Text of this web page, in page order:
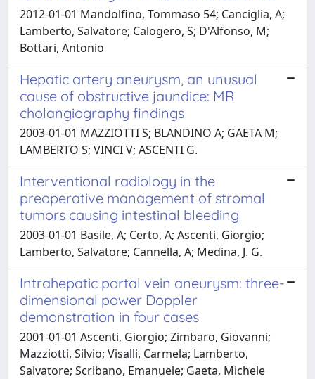
2012-01-01 Mandolfino, Tommaso 54; Canciglia, A;
Lamberto, Salvatore; Calogero, S; D'Alfonso, M;
Bottari, Antonio
Hepatic artery aneurysm, an unusual
cause of obstructive jaundice: MR
cholangiography findings
2003-01-01 MAZZIOTTI S; BLANDINO A; GAETA M;
LAMBERTO S; VINCI V; ASCENTI G.
Interventional radiology in the
preoperative management of stromal
tumors causing intestinal bleeding
2003-01-01 Basile, A; Certo, A; Ascenti, Giorgio;
Lamberto, Salvatore; Cannella, A; Medina, J. G.
Intrahepatic portal vein aneurysm: three-
dimensional power Doppler
demonstration in four cases
2001-01-01 Ascenti, Giorgio; Zimbaro, Giovanni;
Mazziotti, Silvio; Visalli, Carmela; Lamberto,
Salvatore; Scribano, Emanuele; Gaeta, Michele